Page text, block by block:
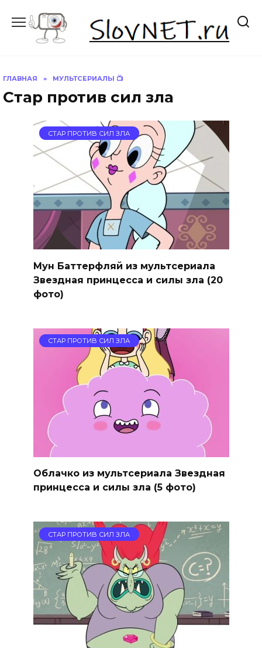
содержанию
ГЛАВНАЯ » МУЛЬТСЕРИАЛЫ 📺
Стар против сил зла
СТАР ПРОТИВ СИЛ ЗЛА
Мун Баттерфляй из мультсериала
Звездная принцесса и силы зла (20
фото)
СТАР ПРОТИВ СИЛ ЗЛА
Облачко из мультсериала Звездная
принцесса и силы зла (5 фото)
СТАР ПРОТИВ СИЛ ЗЛА